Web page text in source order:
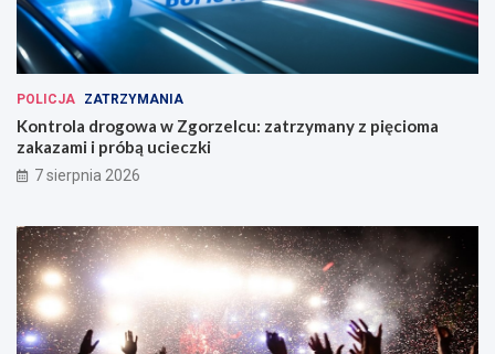
POLICJA ZATRZYMANIA
Kontrola drogowa w Zgorzelcu: zatrzymany z pięcioma
zakazami i próbą ucieczki
7 sierpnia 2026